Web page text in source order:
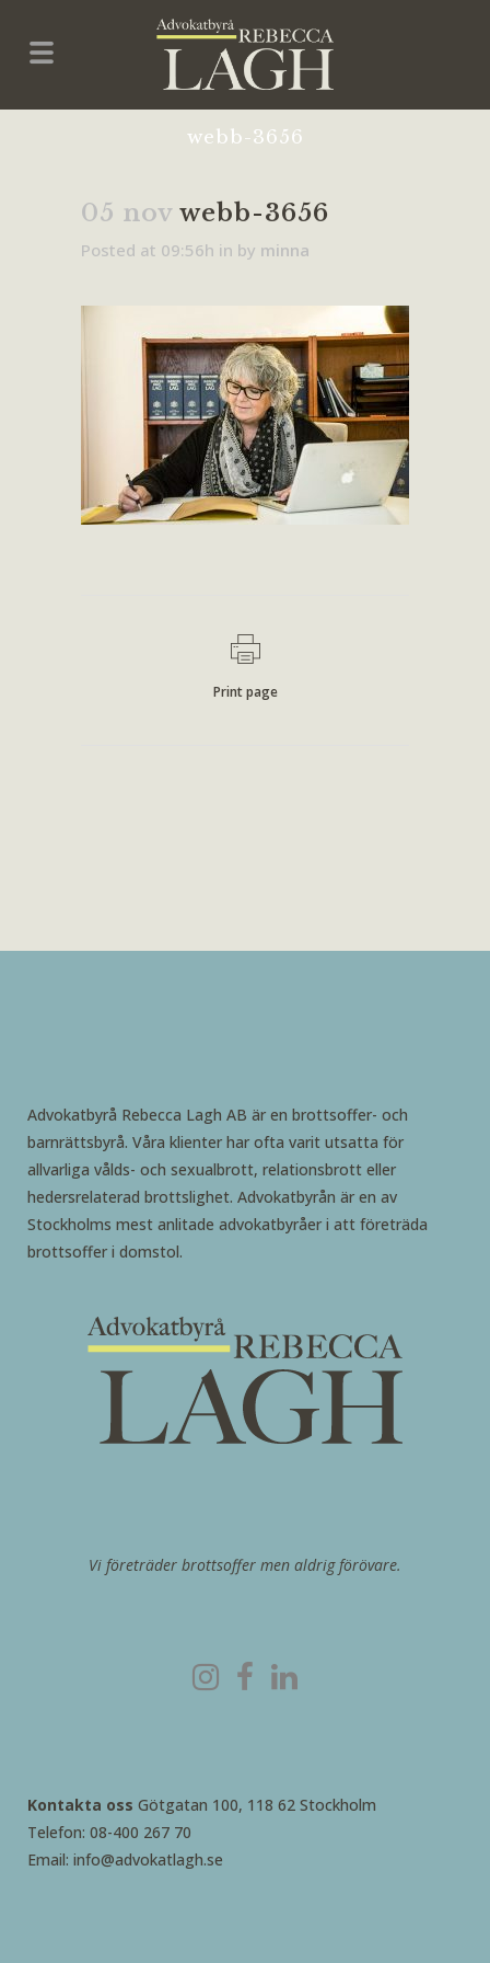
webb-3656
05 nov webb-3656
Posted at 09:56h in by minna
Print page
Advokatbyrå Rebecca Lagh AB är en brottsoffer- och
barnrättsbyrå. Våra klienter har ofta varit utsatta för
allvarliga vålds- och sexualbrott, relationsbrott eller
hedersrelaterad brottslighet. Advokatbyrån är en av
Stockholms mest anlitade advokatbyråer i att företräda
brottsoffer i domstol.
Vi företräder brottsoffer men aldrig förövare.
Kontakta oss Götgatan 100, 118 62 Stockholm
Telefon: 08-400 267 70
Email: info@advokatlagh.se